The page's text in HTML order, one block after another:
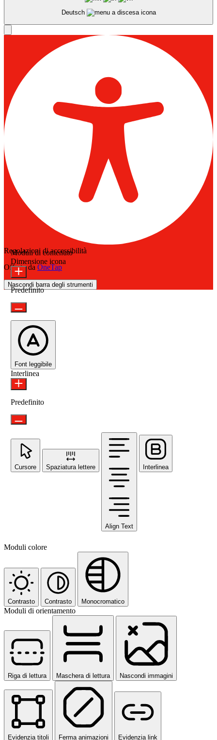
Deutsch
Regolazioni di accessibilità
Offerto da OneTap
Nascondi barra degli strumenti
Moduli di contenuto
Dimensione icona
Predefinito
Font leggibile
Interlinea
Predefinito
Cursore Spaziatura lettere
Align Text
Interlinea
Moduli colore
Contrasto Contrasto Monocromatico
Moduli di orientamento
Riga di lettura Maschera di lettura Nascondi immagini
Evidenzia titoli Ferma animazioni Evidenzia link